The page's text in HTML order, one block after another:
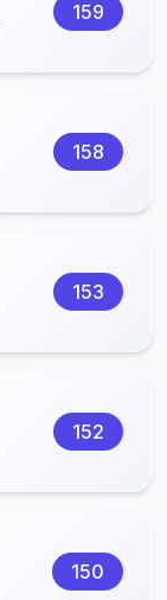
159
158
153
152
150